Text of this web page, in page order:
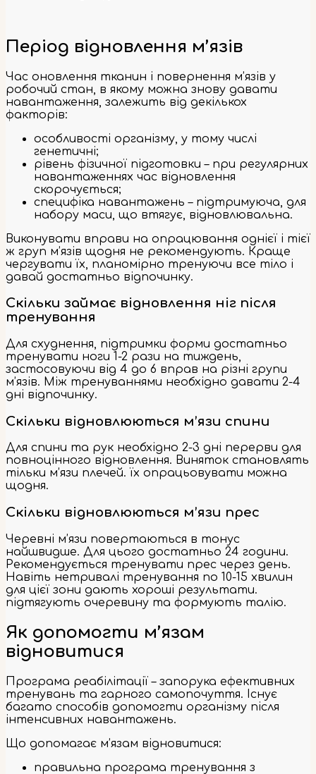
Період відновлення м’язів
Час оновлення тканин і повернення м’язів у
робочий стан, в якому можна знову давати
навантаження, залежить від декількох
факторів:
особливості організму, у тому числі
генетичні;
рівень фізичної підготовки – при регулярних
навантаженнях час відновлення
скорочується;
специфіка навантажень – підтримуюча, для
набору маси, що втягує, відновлювальна.
Виконувати вправи на опрацювання однієї і тієї
ж груп м’язів щодня не рекомендують. Краще
чергувати їх, планомірно тренуючи все тіло і
давай достатньо відпочинку.
Скільки займає відновлення ніг після
тренування
Для схуднення, підтримки форми достатньо
тренувати ноги 1-2 рази на тиждень,
застосовуючи від 4 до 6 вправ на різні групи
м’язів. Між тренуваннями необхідно давати 2-4
дні відпочинку.
Скільки відновлюються м’язи спини
Для спини та рук необхідно 2-3 дні перерви для
повноцінного відновлення. Виняток становлять
тільки м’язи плечей. їх опрацьовувати можна
щодня.
Скільки відновлюються м’язи прес
Черевні м’язи повертаються в тонус
найшвидше. Для цього достатньо 24 години.
Рекомендується тренувати прес через день.
Навіть нетривалі тренування по 10-15 хвилин
для цієї зони дають хороші результати.
підтягують очеревину та формують талію.
Як допомогти м’язам
відновитися
Програма реабілітації – запорука ефективних
тренувань та гарного самопочуття. Існує
багато способів допомогти організму після
інтенсивних навантажень.
Що допомагає м’язам відновитися:
правильна програма тренування з